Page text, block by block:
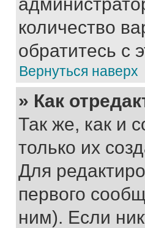
количество
обратитесь с
Вернуться наверх
» Как
Так же, как и
только их
Для
первого
ним). Если